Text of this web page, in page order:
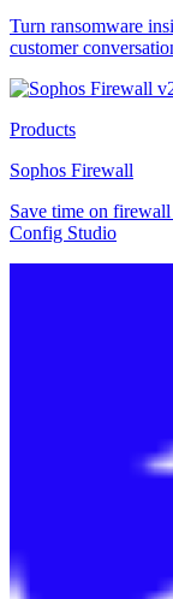
Turn ransomware
customer
Products
Sophos Firewall
Save time on
Config Studio